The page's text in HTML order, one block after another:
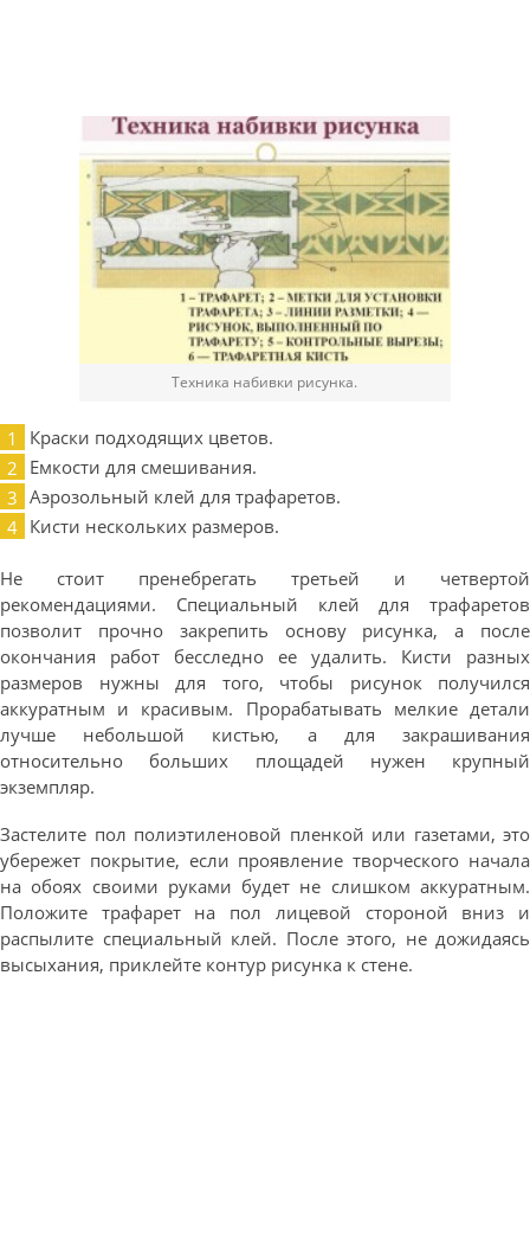
Техника набивки рисунка.
Краски подходящих цветов.
Емкости для смешивания.
Аэрозольный клей для трафаретов.
Кисти нескольких размеров.
Не стоит пренебрегать третьей и четвертой
рекомендациями. Специальный клей для трафаретов
позволит прочно закрепить основу рисунка, а после
окончания работ бесследно ее удалить. Кисти разных
размеров нужны для того, чтобы рисунок получился
аккуратным и красивым. Прорабатывать мелкие детали
лучше небольшой кистью, а для закрашивания
относительно больших площадей нужен крупный
экземпляр.
Застелите пол полиэтиленовой пленкой или газетами, это
убережет покрытие, если проявление творческого начала
на обоях своими руками будет не слишком аккуратным.
Положите трафарет на пол лицевой стороной вниз и
распылите специальный клей. После этого, не дожидаясь
высыхания, приклейте контур рисунка к стене.